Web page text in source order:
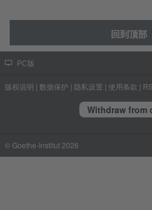
回到顶部
PC版
版权说明 | 数据保护 | 隐私设置 | 使用条款 |
Withdraw from
© Goethe-Institut 2026